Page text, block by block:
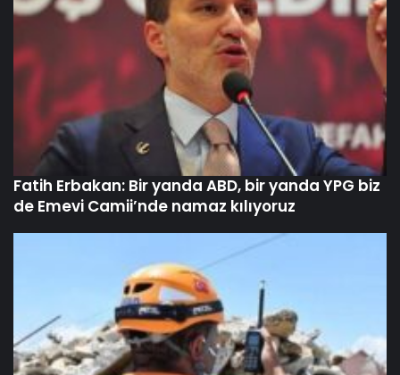
Fatih Erbakan: Bir yanda ABD, bir yanda YPG biz
de Emevi Camii’nde namaz kılıyoruz